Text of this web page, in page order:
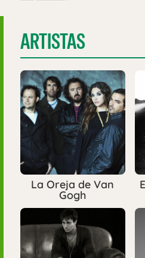
ARTISTAS
La Oreja de Van
Gogh